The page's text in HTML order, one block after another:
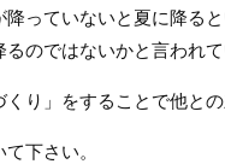
っていないと夏に降ると
のではないかと言われて
り」をすることで他との
下さい。